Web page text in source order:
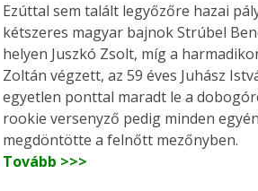
Ezúttal sem talált legyőzőre hazai
kétszeres magyar bajnok Strúbel
helyen Juszkó Zsolt, míg a
Zoltán végzett, az 59 éves Juhász
egyetlen ponttal maradt le a
rookie versenyző pedig minden
megdöntötte a felnőtt mezőnyben.
Tovább >>>